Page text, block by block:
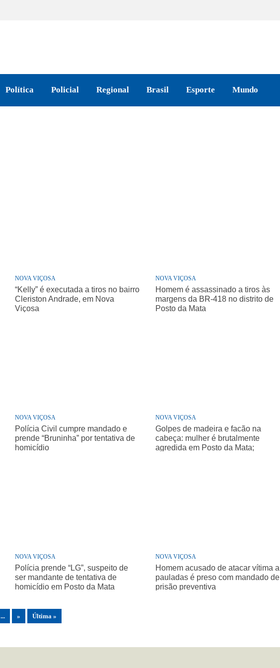
Política Policial Regional Brasil Esporte Mundo
NOVA VIÇOSA
“Kelly” é executada a tiros no bairro
Cleriston Andrade, em Nova
Viçosa
NOVA VIÇOSA
Homem é assassinado a tiros às
margens da BR-418 no distrito de
Posto da Mata
NOVA VIÇOSA
Polícia Civil cumpre mandado e
prende “Bruninha” por tentativa de
homicídio
NOVA VIÇOSA
Golpes de madeira e facão na
cabeça: mulher é brutalmente
agredida em Posto da Mata;
NOVA VIÇOSA
Polícia prende “LG”, suspeito de
ser mandante de tentativa de
homicídio em Posto da Mata
NOVA VIÇOSA
Homem acusado de atacar vítima a
pauladas é preso com mandado de
prisão preventiva
... » Última »